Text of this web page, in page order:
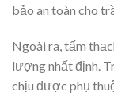
bảo an toàn cho
Ngoài ra, tấm
lượng nhất định.
chịu được phụ